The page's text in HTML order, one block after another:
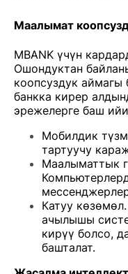
Маалымат
MBANK үчүн
Ошондуктан
коопсуздук аймагы
банкка кирер
эрежелерге баш
Мобилдик
тартуучу
Маалыматтык
Катуу
ачылышы
кирүү болсо,
башталат.